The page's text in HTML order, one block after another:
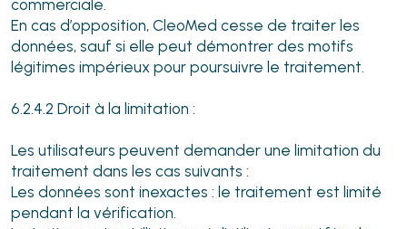
commerciale.
En cas d’opposition, CleoMed cesse de traiter les
données, sauf si elle peut démontrer des motifs
légitimes impérieux pour poursuivre le traitement.
6.2.4.2 Droit à la limitation :
Les utilisateurs peuvent demander une limitation du
traitement dans les cas suivants :
Les données sont inexactes : le traitement est limité
pendant la vérification.